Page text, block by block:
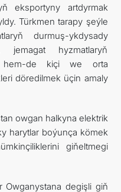
eksportyny artdyrmak
Türkmen tarapy şeýle
durmuş-ykdysady
jemagat hyzmatlaryň
hem-de kiçi we orta
döredilmek üçin amaly
owgan halkyna elektrik
harytlar boýunça kömek
giňeltmegi
Owganystana degişli giň